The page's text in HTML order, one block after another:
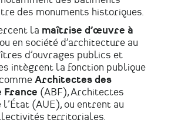
des monuments historiques.
la maîtrise d’œuvre à
ou en société d’architecture au
d’ouvrages publics et
intègrent la fonction publique
Architectes des
France (ABF), Architectes
(AUE), ou entrent au
territoriales.